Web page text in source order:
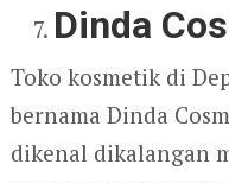
Dinda
Toko kosmetik di
bernama Dinda
dikenal dikalangan